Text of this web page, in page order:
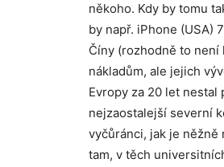
někoho. Kdy by tomu
by např. iPhone (USA)
Číny (rozhodně to není
nákladům, ale jejich
Evropy za 20 let nestal
nejzaostalejší severní
vyčůránci, jak je něžně
tam, v těch